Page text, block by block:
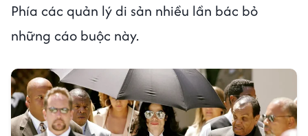
Phía các quản lý di sản nhiều lần bác bỏ
những cáo buộc này.